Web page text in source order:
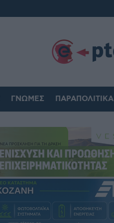
ΓΝΏΜΕΣ ΠΑΡΑΠΟΛΙΤΙΚΆ